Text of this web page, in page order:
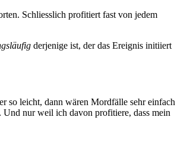
Schliesslich profitiert fast von jedem
derjenige ist, der das Ereignis initiiert
so leicht, dann wären Mordfälle sehr einfach
nur weil ich davon profitiere, dass mein